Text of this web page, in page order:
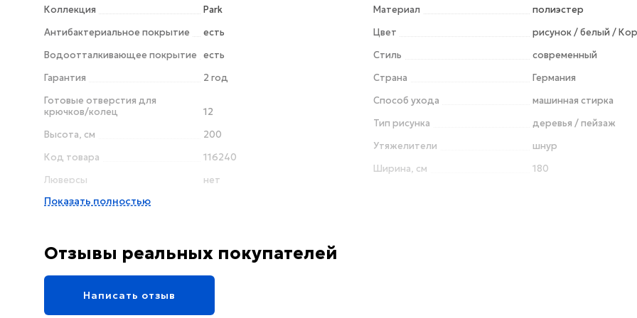
Коллекция
Park
Антибактериальное покрытие
есть
Водоотталкивающее покрытие есть
Гарантия
2 год
Готовые отверстия для
крючков/колец
12
Высота, см
200
Код товара
116240
Люверсы
нет
Материал
полиэстер
Цвет
рисунок / белый /
Стиль
современный
Страна
Германия
Способ ухода
машинная стирка
Тип рисунка
деревья / пейзаж
Утяжелители
шнур
Ширина, см
180
Показать полностью
Отзывы реальных покупателей
Написать отзыв